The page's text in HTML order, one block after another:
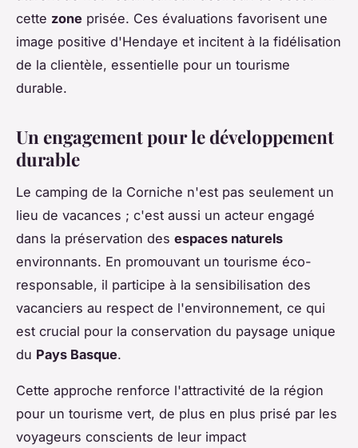
cette zone prisée. Ces évaluations favorisent une
image positive d'Hendaye et incitent à la fidélisation
de la clientèle, essentielle pour un tourisme
durable.
Un engagement pour le développement
durable
Le camping de la Corniche n'est pas seulement un
lieu de vacances ; c'est aussi un acteur engagé
dans la préservation des espaces naturels
environnants. En promouvant un tourisme éco-
responsable, il participe à la sensibilisation des
vacanciers au respect de l'environnement, ce qui
est crucial pour la conservation du paysage unique
du Pays Basque.
Cette approche renforce l'attractivité de la région
pour un tourisme vert, de plus en plus prisé par les
voyageurs conscients de leur impact